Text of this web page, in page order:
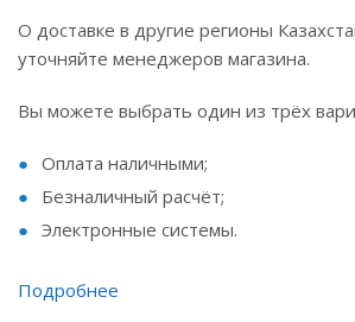
О доставке в другие регионы
уточняйте менеджеров магазина.
Вы можете выбрать один из трёх
Оплата наличными;
Безналичный расчёт;
Электронные системы.
Подробнее